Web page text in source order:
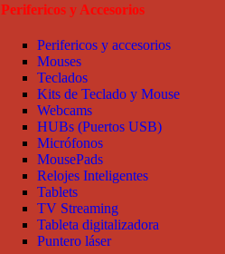
Perifericos y Accesorios
Perifericos y accesorios
Mouses
Teclados
Kits de Teclado y Mouse
Webcams
HUBs (Puertos USB)
Micrófonos
MousePads
Relojes Inteligentes
Tablets
TV Streaming
Tableta digitalizadora
Puntero láser